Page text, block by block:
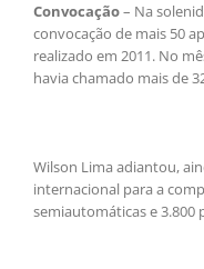
Convocação– Na
convocação de mais 50
realizado em 2011. No
havia chamado mais de
Wilson Lima adiantou,
internacional para a
semiautomáticas e 3.800